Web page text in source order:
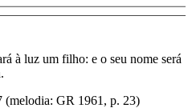
à luz um filho: e o seu nome será
(melodia: GR 1961, p. 23)